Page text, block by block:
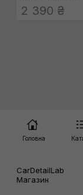
2 390 ₴
Головна
CarDetailLab
Магазин